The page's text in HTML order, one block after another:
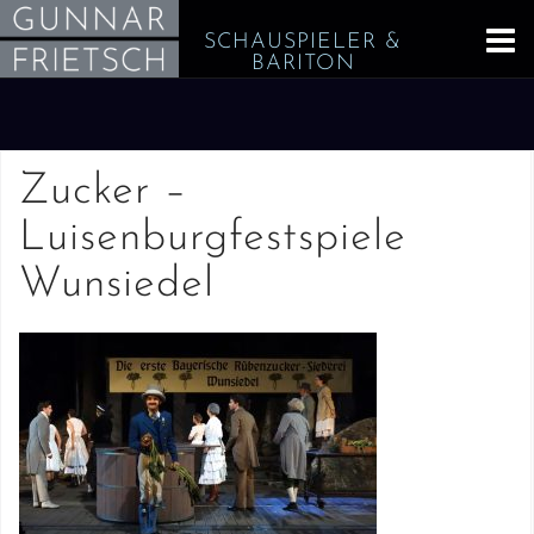
Skip
to
content
SCHAUSPIELER &
BARITON
Zucker –
Luisenburgfestspiele
Wunsiedel